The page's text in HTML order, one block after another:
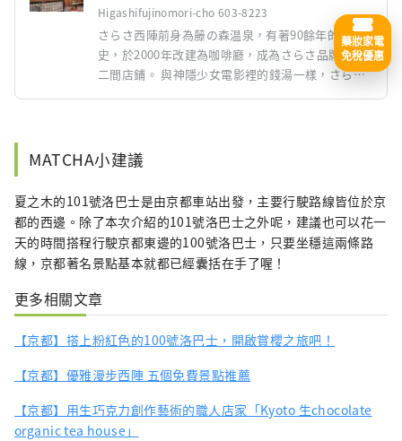
Higashifujinomori-cho 603-8223
さらさ西陣前身為藤の森温泉，有著90餘年的歷
史，於2000年改建為咖啡廳，成為さらさ品牌的第
二間店鋪。 與神隱少女電影裡的錢湯一樣，さらさ
MATCHA小建議
夏之木的101號洛巴士是由京都車站出發，主要行駛路線皆位於京
都的西邊。除了本次介紹的101號洛巴士之外呢，建議也可以花一
天的時間搭程行駛京都東邊的100號洛巴士，只要坐穩這兩條路
線，京都著名景點基本就都已經囊括在手了喔！
更多相關文章
【京都】搭上粉紅色的100號洛巴士，開啟賞櫻之旅吧！
【京都】優雅漫步西陣 五個免費景點推薦
【京都】用生巧克力創作藝術的職人店家「Kyoto 生chocolate
organic tea house」
藥妝家電
免稅優惠